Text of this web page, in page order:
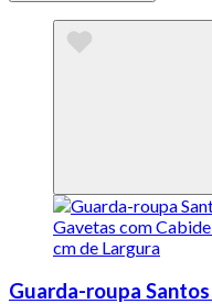
Guarda-roupa